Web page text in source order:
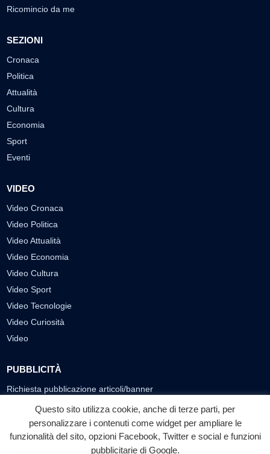
Ricomincio da me
SEZIONI
Cronaca
Politica
Attualità
Cultura
Economia
Sport
Eventi
VIDEO
Video Cronaca
Video Politica
Video Attualità
Video Economia
Video Cultura
Video Sport
Video Tecnologie
Video Curiosità
Video
PUBBLICITÀ
Richiesta pubblicazione articoli/banner
SEGUICI SUI SOCIAL
f ◎ ▶
Questo sito utilizza cookie, anche di terze parti, per
personalizzare i contenuti come widget per ampliare le
funzionalità del sito, opzioni Facebook, Twitter e social e funzioni
pubblicitarie di Google.